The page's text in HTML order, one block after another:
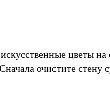
цветы
очистите